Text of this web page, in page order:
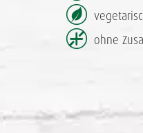
ohne